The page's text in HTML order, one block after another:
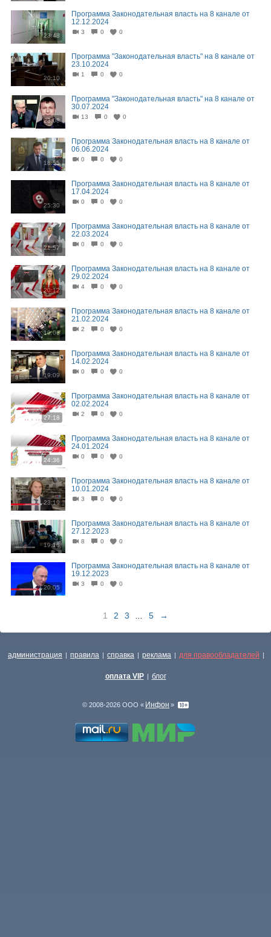
23:48
Программа Законодательная власть на 8 канале от
12.12.2024
3 0 0
20:10
Программа "Законодательная власть" на 8 канале от
23.10.2024
1 0 0
23:08
Программа "Законодательная власть" на 8 канале от
30.07.2024
13 0 0
18:55
Программа Законодательная власть на 8 канале от
06.06.2024
0 0 0
25:30
Программа Законодательная власть на 8 канале от
17.04.2024
0 0 0
21:57
Программа Законодательная власть на 8 канале от
22.03.2024
0 0 0
20:12
Программа Законодательная власть на 8 канале от
29.02.2024
4 0 0
19:06
Программа Законодательная власть на 8 канале от
21.02.2024
2 0 0
19:09
Программа Законодательная власть на 8 канале от
14.02.2024
0 0 0
27:18
Программа Законодательная власть на 8 канале от
02.02.2024
2 0 0
24:36
Программа Законодательная власть на 8 канале от
24.01.2024
0 0 0
23:19
Программа Законодательная власть на 8 канале от
10.01.2024
3 0 0
19:16
Программа Законодательная власть на 8 канале от
27.12.2023
8 0 0
20:05
Программа Законодательная власть на 8 канале от
19.12.2023
3 0 0
1 2 3 5 →
администрация | правила | справка | реклама | для правообладателей |
оплата VIP | блог
© 2008-2026 ООО « Инфон »